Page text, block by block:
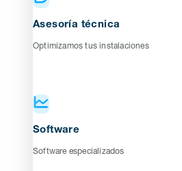
Asesoría técnica
Optimizamos tus instalaciones
Software
Software especializados